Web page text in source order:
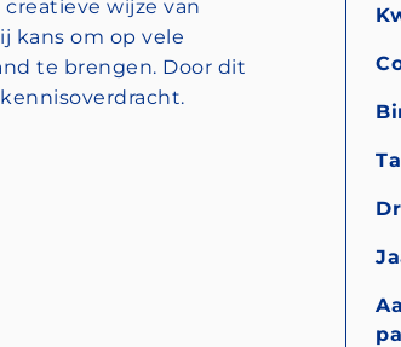
wijze van
kans om op vele
te brengen. Door dit